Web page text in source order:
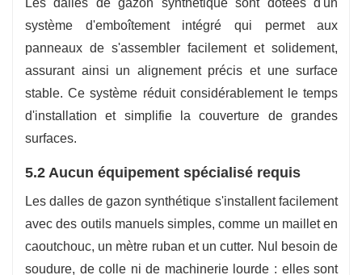
Les dalles de gazon synthétique sont dotées d'un
système d'emboîtement intégré qui permet aux
panneaux de s'assembler facilement et solidement,
assurant ainsi un alignement précis et une surface
stable. Ce système réduit considérablement le temps
d'installation et simplifie la couverture de grandes
surfaces.
5.2 Aucun équipement spécialisé requis
Les dalles de gazon synthétique s'installent facilement
avec des outils manuels simples, comme un maillet en
caoutchouc, un mètre ruban et un cutter. Nul besoin de
soudure, de colle ni de machinerie lourde : elles sont